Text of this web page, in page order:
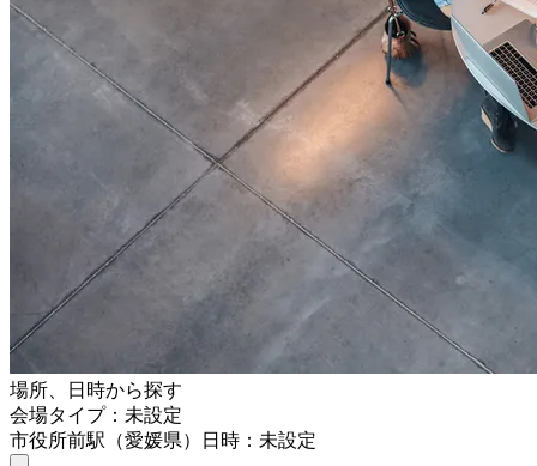
場所、日時から探す
会場タイプ：未設定
市役所前駅（愛媛県）
日時：未設定